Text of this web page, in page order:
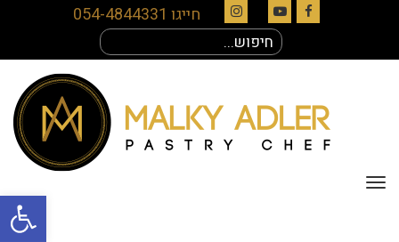
פתח
Facebook
YouTube
Instagram
חייגו 054-4844331
עבור:
תפריט